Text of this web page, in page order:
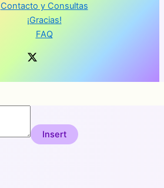
Contacto y Consultas
¡Gracias!
FAQ
Insert